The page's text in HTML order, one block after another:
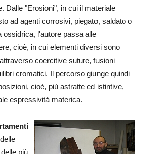
Dalle "Erosioni", in cui il materiale
ad agenti corrosivi, piegato, saldato o
ossidrica, l'autore passa alle
cioè, in cui elementi diversi sono
coercitive suture, fusioni
cromatici. Il percorso giunge quindi
cioè, più astratte ed istintive,
espressività materica.
più